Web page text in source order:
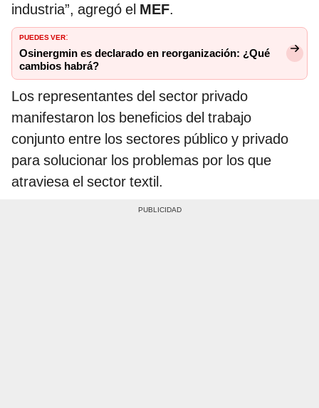
industria”, agregó el MEF.
PUEDES VER:
Osinergmin es declarado en reorganización: ¿Qué
cambios habrá?
Los representantes del sector privado
manifestaron los beneficios del trabajo
conjunto entre los sectores público y privado
para solucionar los problemas por los que
atraviesa el sector textil.